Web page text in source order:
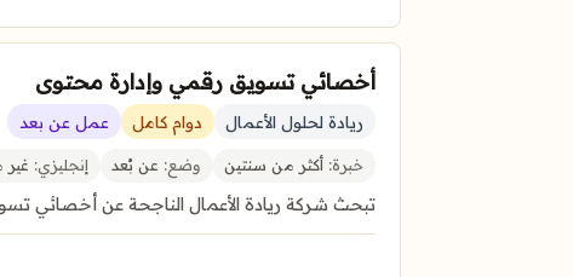
أخصائي تسويق رقمي وإدارة محتوى
ريادة لحلول الأعمال دوام كامل عمل عن بعد
خبرة: أكثر من سنتين وضع: عن بُعد إنجليزي:
تبحث شركة ريادة الأعمال الناجحة عن أخصائي